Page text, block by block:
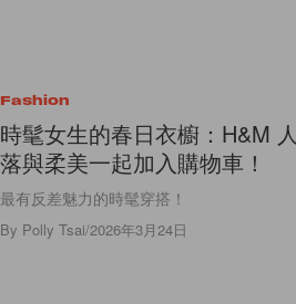
Fashion
時髦女生的春日衣櫥：H&M
落與柔美一起加入購物車！
最有反差魅力的時髦穿搭！
By Polly Tsai/2026年3月24日